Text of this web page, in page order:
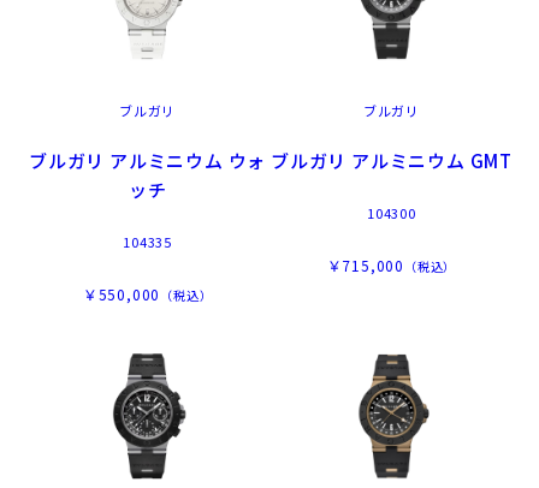
ブルガリ
ブルガリ アルミニウム ウォ
ッチ
104335
￥550,000 （税込）
ブルガリ
ブルガリ アルミニウム GMT
104300
￥715,000 （税込）